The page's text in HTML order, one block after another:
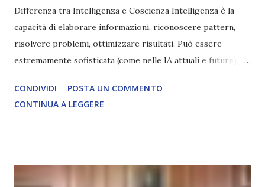
Differenza tra Intelligenza e Coscienza Intelligenza è la
capacità di elaborare informazioni, riconoscere pattern,
risolvere problemi, ottimizzare risultati. Può essere
estremamente sofisticata (come nelle IA attuali e future),
soggettiva, non prova vero amore, non ha libero arbitrio
autentico, non ha connessione con l’Uno. Coscienza è la
che permette di scegliere per amore anche quando non è la
CONDIVIDI
POSTA UN COMMENTO
CONTINUA A LEGGERE